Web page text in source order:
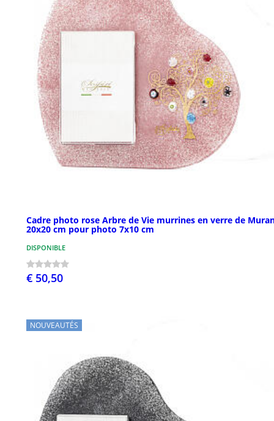
Cadre photo rose Arbre de Vie murrines en verre de
20x20 cm pour photo 7x10 cm
DISPONIBLE
€ 50,50
NOUVEAUTÉS